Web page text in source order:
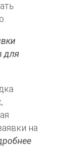
для
на